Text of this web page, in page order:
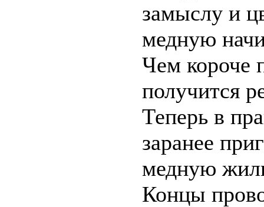
замыслу и
медную
Чем короче
получится
Теперь в
заранее
медную
Концы